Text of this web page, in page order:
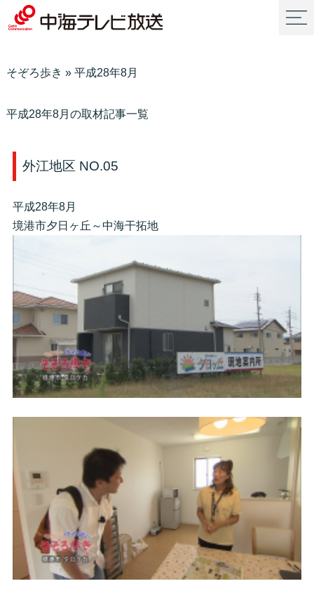
そぞろ歩き » 平成28年8月
平成28年8月の取材記事一覧
外江地区 NO.05
平成28年8月
境港市夕日ヶ丘～中海干拓地